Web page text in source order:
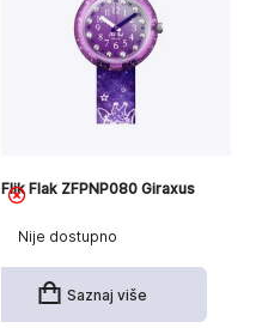
Nije dostupno
Flik Flak ZFPNP080 Giraxus
Saznaj više